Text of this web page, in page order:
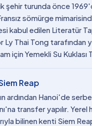
şehir turunda önce
sömürge
kabul edilen Literatür
Ly Thai Tong tarafından
için Yemekli Su
Reap
ardından Hanoi'de
transfer yapılır.
bilinen kenti Siem